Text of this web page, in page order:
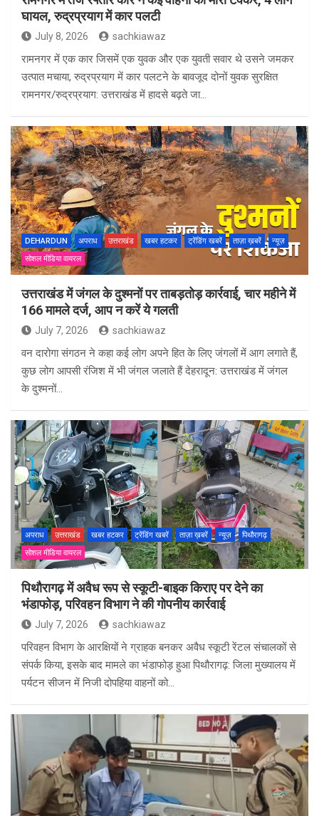
घायल, रुद्रप्रयाग में कार पलटी
July 8, 2026 sachkiawaz
रामनगर में एक कार जिसमें एक युवक और एक युवती सवार थे उसने जमकर
उत्पात मचाया, रुद्रप्रयाग में कार पलटने के बावजूद दोनों युवक सुरक्षित
रामनगर/रुद्रप्रयाग: उत्तराखंड में हादसे बढ़ते जा…
DEHARDUN अपराध उत्तराखंड खबर हटकर ट्रेंडिंग खबरें ताज़ा ख़बरें
न्यूज़
सोशल मीडिया वायरल
उत्तराखंड में जंगल के दुश्मनों पर ताबड़तोड़ कार्रवाई, चार महीने में
166 मामले दर्ज, आप न करें ये गलती
July 7, 2026 sachkiawaz
वन दारोगा संगठन ने कहा कई लोग अपने हित के लिए जंगलों में आग लगाते हैं,
कुछ लोग आपसी रंजिश में भी जंगल जलाते हैं देहरादून: उत्तराखंड में जंगल
के दुश्मनों…
अपराध उत्तराखंड खबर हटकर ट्रेंडिंग खबरें ताज़ा ख़बरें न्यूज़
पिथौरागढ़
सोशल मीडिया वायरल
पिथौरागढ़ में अवैध रूप से स्कूटी-बाइक किराए पर देने का
भंडाफोड़, परिवहन विभाग ने की गोपनीय कार्रवाई
July 7, 2026 sachkiawaz
परिवहन विभाग के आरक्षियों ने ग्राहक बनकर अवैध स्कूटी रेंटल संचालकों से
संपर्क किया, इसके बाद मामले का भंडाफोड़ हुआ पिथौरागढ़: जिला मुख्यालय में
पर्यटन सीजन में निजी दोपहिया वाहनों को…